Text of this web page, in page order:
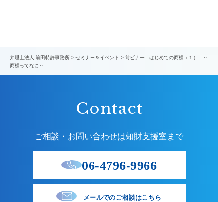
弁理士法人 前田特許事務所 > セミナー＆イベント > 前ビナー はじめての商標（１） ～
商標ってなに～
Contact
ご相談・お問い合わせは知財支援室まで
06-4796-9966
メールでのご相談はこちら